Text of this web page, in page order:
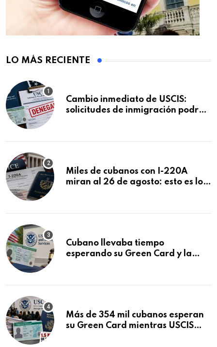
LO MÁS RECIENTE
Cambio inmediato de USCIS:
solicitudes de inmigración podrán
Miles de cubanos con I-220A
miran al 26 de agosto: esto es lo
Cubano llevaba tiempo
esperando su Green Card y la
Más de 354 mil cubanos esperan
su Green Card mientras USCIS